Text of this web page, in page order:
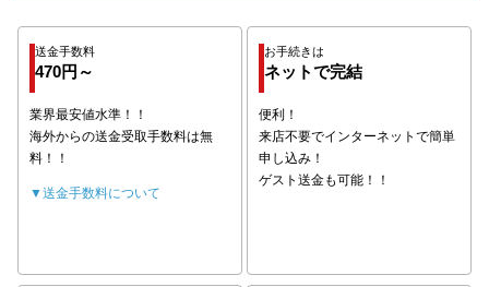
送金手数料
470円～
業界最安値水準！！
海外からの送金受取手数料は無
料！！
▼送金手数料について
お手続きは
ネットで完結
便利！
来店不要でインターネットで簡単
申し込み！
ゲスト送金も可能！！